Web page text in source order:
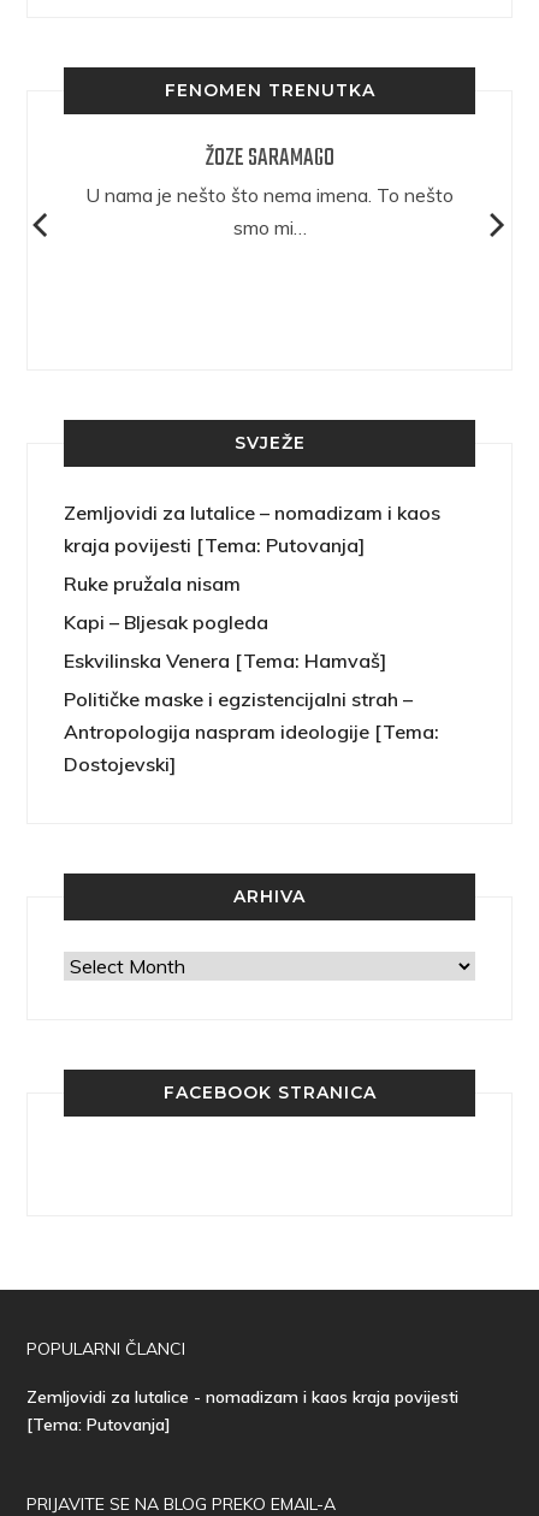
FENOMEN TRENUTKA
ŽOZE SARAMAGO
U nama je nešto što nema imena. To nešto
smo mi…
SVJEŽE
Zemljovidi za lutalice – nomadizam i kaos
kraja povijesti [Tema: Putovanja]
Ruke pružala nisam
Kapi – Bljesak pogleda
Eskvilinska Venera [Tema: Hamvaš]
Političke maske i egzistencijalni strah –
Antropologija naspram ideologije [Tema:
Dostojevski]
ARHIVA
Arhiva
FACEBOOK STRANICA
POPULARNI ČLANCI
Zemljovidi za lutalice - nomadizam i kaos kraja povijesti
[Tema: Putovanja]
PRIJAVITE SE NA BLOG PREKO EMAIL-A